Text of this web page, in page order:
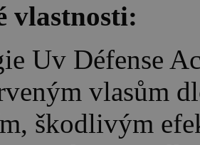
vlastnosti:
Uv Défense
vlasům
škodlivým